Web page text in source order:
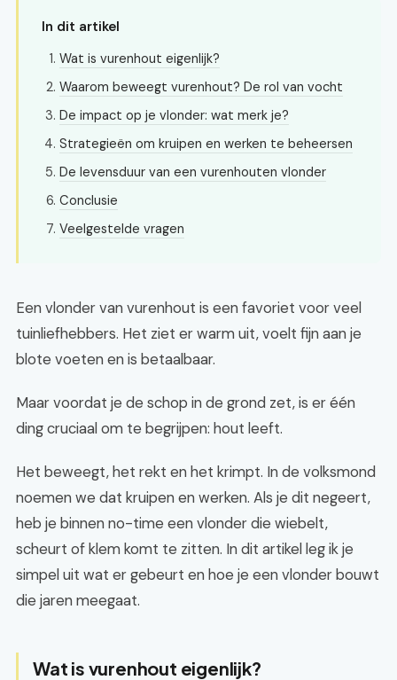
In dit artikel
Wat is vurenhout eigenlijk?
Waarom beweegt vurenhout? De rol van vocht
De impact op je vlonder: wat merk je?
Strategieën om kruipen en werken te beheersen
De levensduur van een vurenhouten vlonder
Conclusie
Veelgestelde vragen
Een vlonder van vurenhout is een favoriet voor veel
tuinliefhebbers. Het ziet er warm uit, voelt fijn aan je
blote voeten en is betaalbaar.
Maar voordat je de schop in de grond zet, is er één
ding cruciaal om te begrijpen: hout leeft.
Het beweegt, het rekt en het krimpt. In de volksmond
noemen we dat kruipen en werken. Als je dit negeert,
heb je binnen no-time een vlonder die wiebelt,
scheurt of klem komt te zitten. In dit artikel leg ik je
simpel uit wat er gebeurt en hoe je een vlonder bouwt
die jaren meegaat.
Wat is vurenhout eigenlijk?